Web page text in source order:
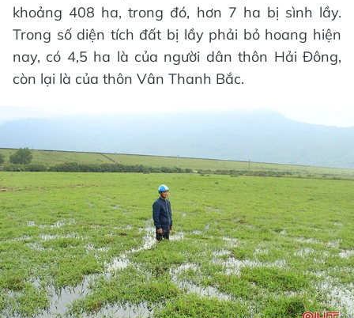
khoảng 408 ha, trong đó, hơn 7 ha bị sình lầy.
Trong số diện tích đất bị lầy phải bỏ hoang hiện
nay, có 4,5 ha là của người dân thôn Hải Đông,
còn lại là của thôn Vân Thanh Bắc.